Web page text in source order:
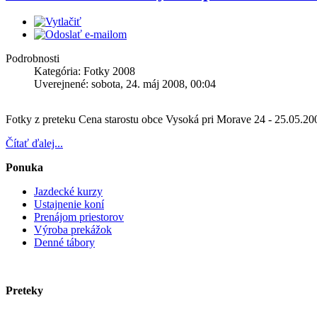
Podrobnosti
Kategória: Fotky 2008
Uverejnené: sobota, 24. máj 2008, 00:04
Fotky z preteku Cena starostu obce Vysoká pri Morave 24 -
Čítať ďalej...
Ponuka
Jazdecké kurzy
Ustajnenie koní
Prenájom priestorov
Výroba prekážok
Denné tábory
Preteky